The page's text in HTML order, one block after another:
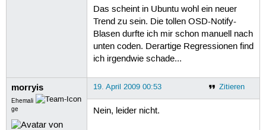
Das scheint in Ubuntu wohl ein neuer
Trend zu sein. Die tollen OSD-Notify-
Blasen durfte ich mir schon manuell nach
unten coden. Derartige Regressionen find
ich irgendwie schade...
morryis
Ehemali
ge
Zitieren
19. April 2009 00:53
Nein, leider nicht.